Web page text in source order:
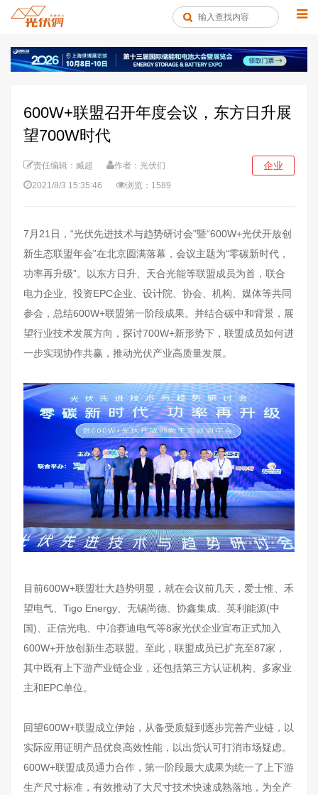
600W+联盟召开年度会议，东方日升展
望700W时代
责任编辑：臧超
作者：光伏们
2021/8/3 15:35:46
浏览：1589
企业
7月21日，“光伏先进技术与趋势研讨会”暨“600W+光伏开放创
新生态联盟年会”在北京圆满落幕，会议主题为“零碳新时代，
功率再升级”。以东方日升、天合光能等联盟成员为首，联合
电力企业、投资EPC企业、设计院、协会、机构、媒体等共同
参会，总结600W+联盟第一阶段成果。并结合碳中和背景，展
望行业技术发展方向，探讨700W+新形势下，联盟成员如何进
一步实现协作共赢，推动光伏产业高质量发展。
目前600W+联盟壮大趋势明显，就在会议前几天，爱士惟、禾
望电气、Tigo Energy、无锡尚德、协鑫集成、英利能源(中
国)、正信光电、中冶赛迪电气等8家光伏企业宣布正式加入
600W+开放创新生态联盟。至此，联盟成员已扩充至87家，
其中既有上下游产业链企业，还包括第三方认证机构、多家业
主和EPC单位。
回望600W+联盟成立伊始，从备受质疑到逐步完善产业链，以
实际应用证明产品优良高效性能，以出货认可打消市场疑虑。
600W+联盟成员通力合作，第一阶段最大成果为统一了上下游
生产尺寸标准，有效推动了大尺寸技术快速成熟落地，为全产